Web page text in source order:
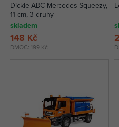
Dickie ABC Mercedes Squeezy,
11 cm, 3 druhy
skladem
DMOC: 199 Kč
148 Kč